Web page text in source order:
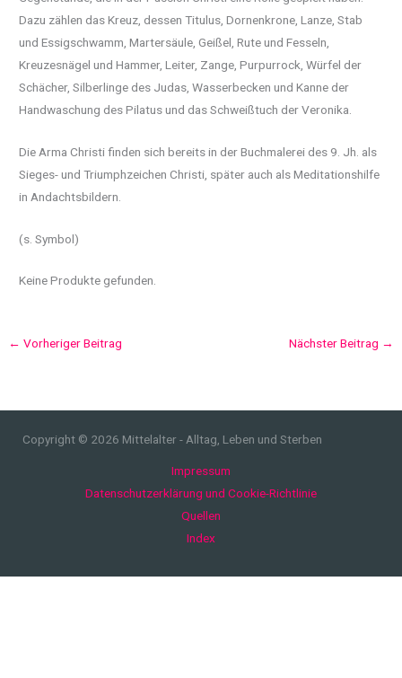
Dazu zählen das Kreuz, dessen Titulus, Dornenkrone, Lanze, Stab
und Essigschwamm, Martersäule, Geißel, Rute und Fesseln,
Kreuzesnägel und Hammer, Leiter, Zange, Purpurrock, Würfel der
Schächer, Silberlinge des Judas, Wasserbecken und Kanne der
Handwaschung des Pilatus und das Schweißtuch der Veronika.
Die Arma Christi finden sich bereits in der Buchmalerei des 9. Jh. als
Sieges- und Triumphzeichen Christi, später auch als Meditationshilfe
in Andachtsbildern.
(s. Symbol)
Keine Produkte gefunden.
← Vorheriger Beitrag Nächster Beitrag →
Copyright © 2026 Mittelalter - Alltag, Leben und Sterben
Impressum
Datenschutzerklärung und Cookie-Richtlinie
Quellen
Index